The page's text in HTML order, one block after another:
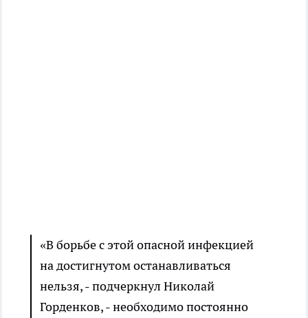
«В борьбе с этой опасной инфекцией
на достигнутом останавливаться
нельзя, - подчеркнул Николай
Горденков, - необходимо постоянно